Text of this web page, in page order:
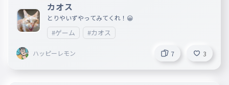
カオス
とりやいずやってみてくれ！😀
#ゲーム #カオス
ハッピーレモン 7 3